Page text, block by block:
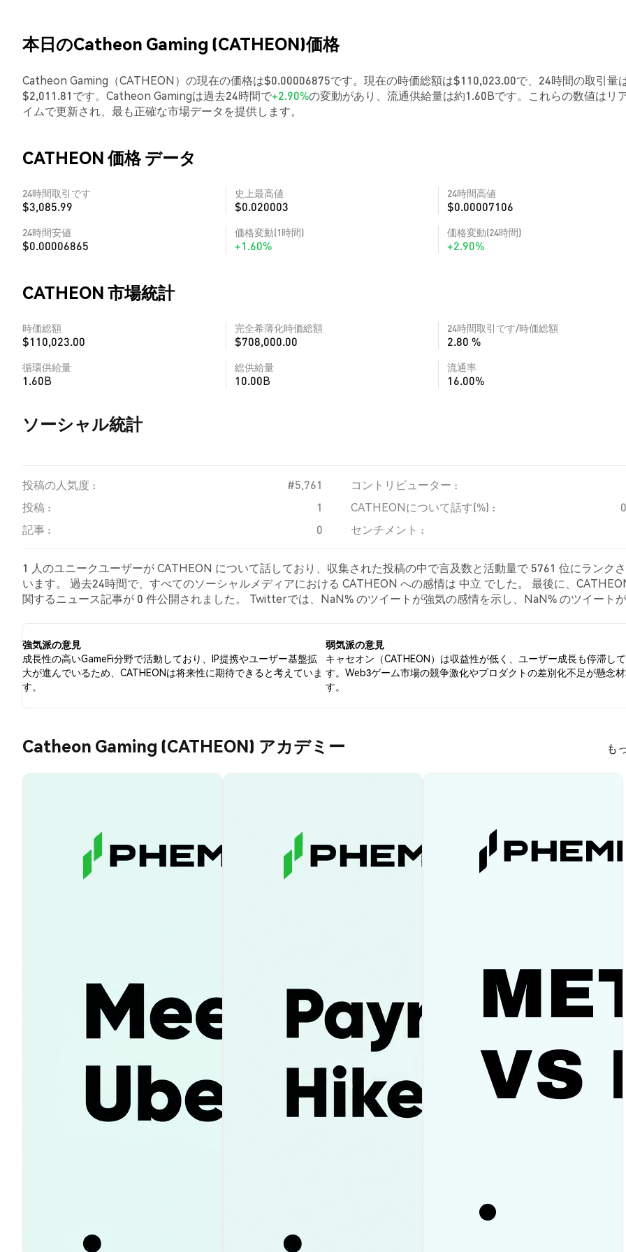
本日のCatheon Gaming (CATHEON)価格
Catheon Gaming（CATHEON）の現在の価格は$0.00006875です。現在の時価総額は$110,023.00で、24時間の取引量
$2,011.81です。Catheon Gamingは過去24時間で+2.90%の変動があり、流通供給量は約1.60Bです。これらの数値はリ
イムで更新され、最も正確な市場データを提供します。
CATHEON 価格 データ
24時間取引です
$3,085.99
史上最高値
$0.020003
24時間高値
$0.00007106
24時間安値
$0.00006865
価格変動(1時間)
+1.60%
価格変動(24時間)
+2.90%
CATHEON 市場統計
時価総額
$110,023.00
完全希薄化時価総額
$708,000.00
24時間取引です/時価総額
2.80 %
循環供給量
1.60B
総供給量
10.00B
流通率
16.00%
ソーシャル統計
投稿の人気度 : #5,761 コントリビューター :
投稿 :
1 CATHEONについて話す(%) :
記事 :
0 センチメント :
1 人のユニークユーザーが CATHEON について話しており、収集された投稿の中で言及数と活動量で 5761 位にランク
います。 過去24時間で、すべてのソーシャルメディアにおける CATHEON への感情は 中立 でした。 最後に、
関するニュース記事が 0 件公開されました。 Twitterでは、NaN% のツイートが強気の感情を示し、NaN% のツイート
強気派の意見
成長性の高いGameFi分野で活動しており、IP提携やユーザー基盤拡
大が進んでいるため、CATHEONは将来性に期待できると考えていま
す。
弱気派の意見
キャセオン（CATHEON）は収益性が低く、ユーザー成長も停滞し
す。Web3ゲーム市場の競争激化やプロダクトの差別化不足が懸念
す。
Catheon Gaming (CATHEON) アカデミー も